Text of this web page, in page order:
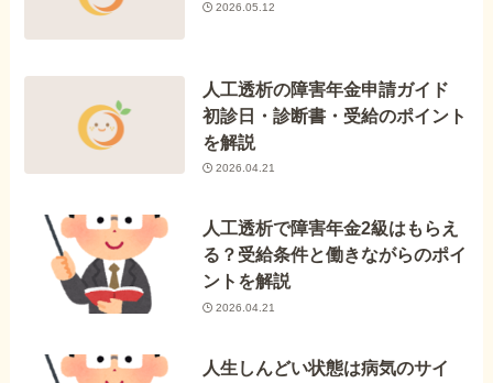
2026.05.12
人工透析の障害年金申請ガイド
初診日・診断書・受給のポイント
を解説
2026.04.21
人工透析で障害年金2級はもらえ
る？受給条件と働きながらのポイ
ントを解説
2026.04.21
人生しんどい状態は病気のサイ